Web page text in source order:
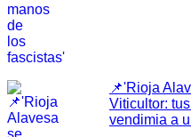
📌'Rioja
Viticultor:
vendimia a